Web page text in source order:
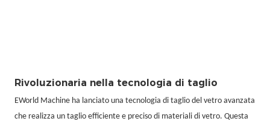
Rivoluzionaria nella tecnologia di taglio
EWorld Machine ha lanciato una tecnologia di taglio del vetro avanzata
che realizza un taglio efficiente e preciso di materiali di vetro. Questa